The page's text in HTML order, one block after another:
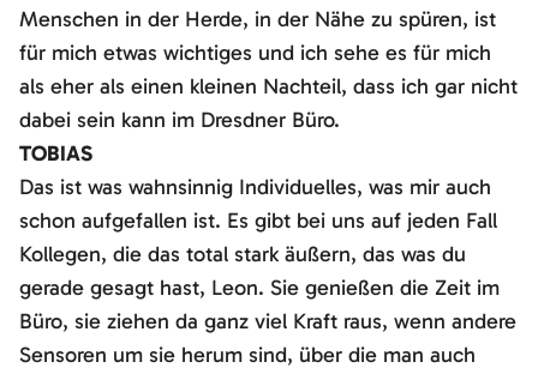
Menschen in der Herde, in der Nähe zu spüren, ist
für mich etwas wichtiges und ich sehe es für mich
als eher als einen kleinen Nachteil, dass ich gar nicht
dabei sein kann im Dresdner Büro.
TOBIAS
Das ist was wahnsinnig Individuelles, was mir auch
schon aufgefallen ist. Es gibt bei uns auf jeden Fall
Kollegen, die das total stark äußern, das was du
gerade gesagt hast, Leon. Sie genießen die Zeit im
Büro, sie ziehen da ganz viel Kraft raus, wenn andere
Sensoren um sie herum sind, über die man auch